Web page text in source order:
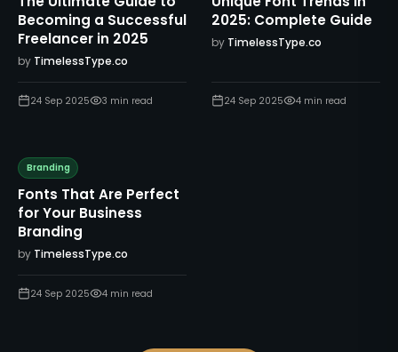
Becoming a Successful
Freelancer in 2025
by TimelessType.co
24 Sep 2025 3 min read
2025: Complete Guide
by TimelessType.co
24 Sep 2025 4min read
Branding
Fonts That Are Perfect
for Your Business
Branding
by TimelessType.co
24 Sep 2025 4 min read